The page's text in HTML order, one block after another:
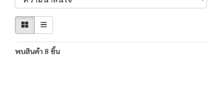
พบสินค้า 8 ชิ้น